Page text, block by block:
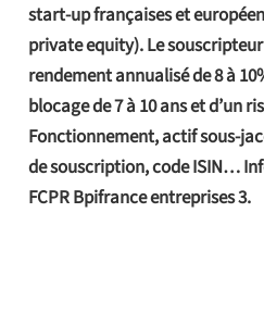
start-up françaises et
private equity). Le
rendement annualisé de 8 à
blocage de 7 à 10 ans et d’un
Fonctionnement, actif sous-
de souscription, code ISIN…
FCPR Bpifrance entreprises 3.